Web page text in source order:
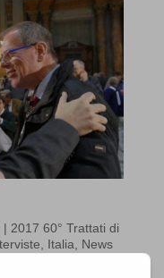
| 2017 60° Trattati di
Italia News